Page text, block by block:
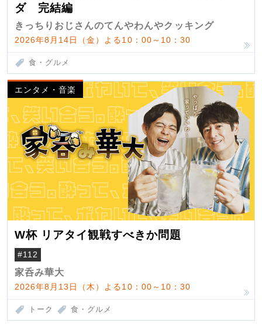
ダ 完結編
きっちりおじさんのてんやわんやクッキング
2026年8月14日（金）よる10：00～10：30
食・グルメ
エンタメ・音楽
W杯 リアタイ観戦すべきか問題
#112
家呑み華大
2026年8月13日（木）よる10：00～10：30
トーク 食・グルメ